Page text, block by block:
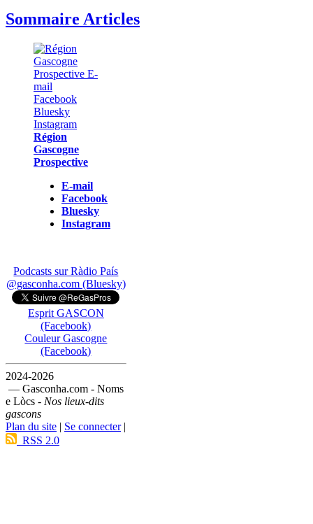
Sommaire Articles
Région
Gascogne
Prospective
E-mail
Facebook
Bluesky
Instagram
Podcasts sur Ràdio País
@gasconha.com (Bluesky)
Esprit GASCON
(Facebook)
Couleur Gascogne
(Facebook)
2024-2026
— Gasconha.com - Noms
e Lòcs - Nos lieux-dits
gascons
Plan du site | Se connecter|
RSS 2.0